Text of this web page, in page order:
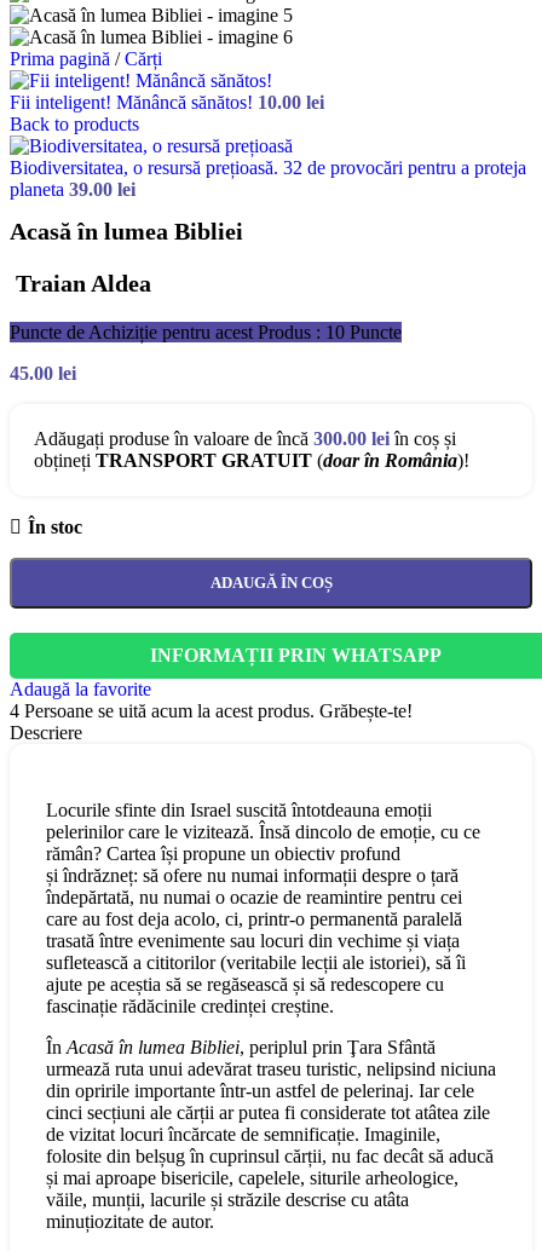
Prima pagină / Cărți
Fii inteligent! Mănâncă sănătos! 10.00 lei
Back to products
Biodiversitatea, o resursă prețioasă. 32 de provocări pentru a proteja
planeta 39.00 lei
Acasă în lumea Bibliei
Traian Aldea
Puncte de Achiziție pentru acest Produs : 10 Puncte
45.00 lei
Adăugați produse în valoare de încă 300.00 leiîn coș și
obțineți TRANSPORT GRATUIT (doar în România)!
În stoc
ADAUGĂ ÎN COȘ
INFORMAȚII PRIN WHATSAPP
Adaugă la favorite
4 Persoane se uită acum la acest produs. Grăbește-te!
Descriere
Locurile sfinte din Israel suscită întotdeauna emoții
pelerinilor care le vizitează. Însă dincolo de emoție, cu ce
rămân? Cartea își propune un obiectiv profund
și îndrăzneț: să ofere nu numai informații despre o țară
îndepărtată, nu numai o ocazie de reamintire pentru cei
care au fost deja acolo, ci, printr-o permanentă paralelă
trasată între evenimente sau locuri din vechime și viața
sufletească a cititorilor (veritabile lecții ale istoriei), să îi
ajute pe aceștia să se regăsească și să redescopere cu
fascinație rădăcinile credinței creștine.
În Acasă în lumea Bibliei, periplul prin Ţara Sfântă
urmează ruta unui adevărat traseu turistic, nelipsind niciuna
din opririle importante într-un astfel de pelerinaj. Iar cele
cinci secțiuni ale cărții ar putea fi considerate tot atâtea zile
de vizitat locuri încărcate de semnificație. Imaginile,
folosite din belșug în cuprinsul cărții, nu fac decât să aducă
și mai aproape bisericile, capelele, siturile arheologice,
văile, munții, lacurile și străzile descrise cu atâta
minuțiozitate de autor.